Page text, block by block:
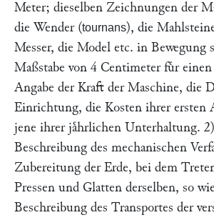
Meter; dieselben Zeichnungen der
die Wender (tournans), die
Messer, die Model etc. in Bewegung
Maßstabe von 4 Centimeter fuͤr
Angabe der Kraft der Maschine, die
Einrichtung, die Kosten ihrer ersten
jene ihrer jaͤhrlichen Unterhaltung.
Beschreibung des mechanischen
Zubereitung der Erde, bei dem
Pressen und Glatten derselben, so
Beschreibung des Transportes der